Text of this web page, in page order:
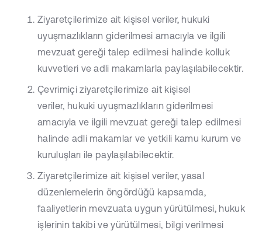
Ziyaretçilerimize ait kişisel veriler, hukuki
uyuşmazlıkların giderilmesi amacıyla ve ilgili
mevzuat gereği talep edilmesi halinde kolluk
kuvvetleri ve adli makamlarla paylaşılabilecektir.
Çevrimiçi ziyaretçilerimize ait kişisel
veriler, hukuki uyuşmazlıkların giderilmesi
amacıyla ve ilgili mevzuat gereği talep edilmesi
halinde adli makamlar ve yetkili kamu kurum ve
kuruluşları ile paylaşılabilecektir.
Ziyaretçilerimize ait kişisel veriler, yasal
düzenlemelerin öngördüğü kapsamda,
faaliyetlerin mevzuata uygun yürütülmesi, hukuk
işlerinin takibi ve yürütülmesi, bilgi verilmesi